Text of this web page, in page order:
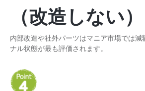
（改造しない）
内部改造や社外パーツはマニア市場では減
ナル状態が最も評価されます。